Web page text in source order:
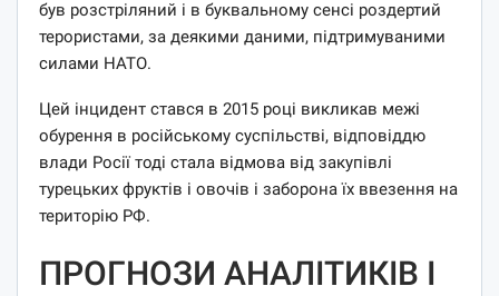
був розстріляний і в буквальному сенсі роздертий
терористами, за деякими даними, підтримуваними
силами НАТО.
Цей інцидент стався в 2015 році викликав межі
обурення в російському суспільстві, відповіддю
влади Росії тоді стала відмова від закупівлі
турецьких фруктів і овочів і заборона їх ввезення на
територію РФ.
ПРОГНОЗИ АНАЛІТИКІВ І